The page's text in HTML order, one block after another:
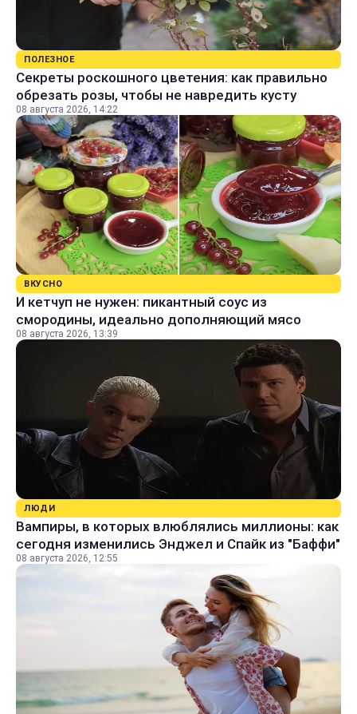
ПОЛЕЗНОЕ
Секреты роскошного цветения: как правильно
обрезать розы, чтобы не навредить кусту
08 августа 2026, 14:22
ВКУСНО
И кетчуп не нужен: пикантный соус из
смородины, идеально дополняющий мясо
08 августа 2026, 13:39
ЛЮДИ
Вампиры, в которых влюблялись миллионы: как
сегодня изменились Энджел и Спайк из "Баффи"
08 августа 2026, 12:55